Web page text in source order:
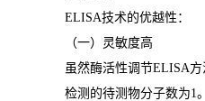
ELISA技术的优越性：
（一）灵敏度高
虽然酶活性调节ELISA
检测的待测物分子数为1